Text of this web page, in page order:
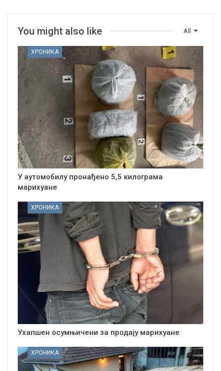
All
You might also like
ХРОНИКА
У аутомобилу пронађено 5,5 килограма
марихуане
ХРОНИКА
Ухапшен осумњичени за продају марихуане
ХРОНИКА